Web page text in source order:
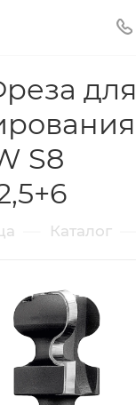
для
S8
Каталог